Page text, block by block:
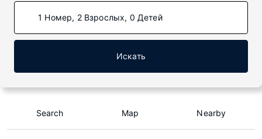
1 Номер, 2 Взрослых, 0 Детей
Искать
Search Map Nearby